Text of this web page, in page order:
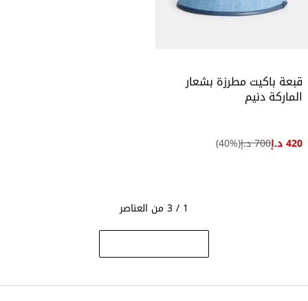
قبعة باكيت مطرزة بشعار
الماركة دنيم
420 د.إ 700 د.إ (
40%)
1 / 3 من العناصر